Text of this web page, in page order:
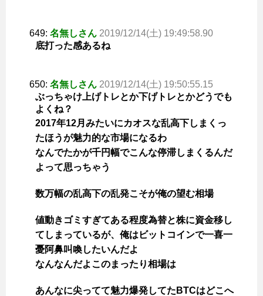
649: 名無しさん 2019/12/14(土) 19:49:58.90
底打った感あるね
650: 名無しさん 2019/12/14(土) 19:50:55.15
ぶっちゃけ上げトレとか下げトレとかどうでも
よくね？
2017年12月みたいにカオスな乱高下しまくっ
たほうが魅力的な市場になるわ
なんでたかが千円幅でこんな停滞しまくるんだ
よって思っちゃう
数万幅の乱高下の乱発こそが俺の望む相場
値動きゴミすぎてある程度為替と株に資金移し
てしまっているが、俺はビットコインで一喜一
憂阿鼻叫喚したいんだよ
なんなんだよこのまったり相場は
あんなに尖ってて魅力爆発してたBTCはどこへ